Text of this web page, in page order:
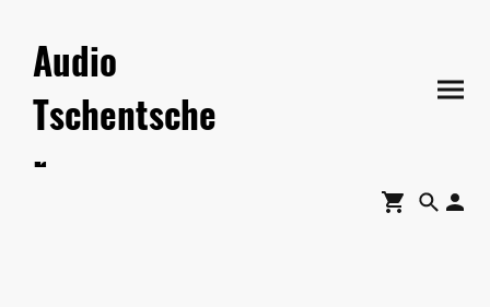
Audio
Tschentsche
r